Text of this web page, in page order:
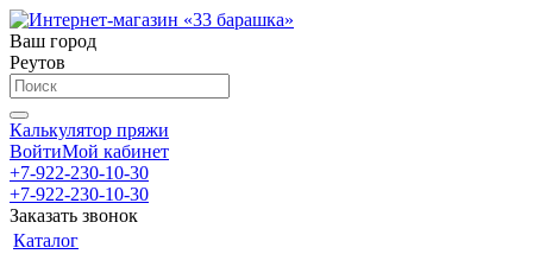
Ваш город
Реутов
Калькулятор пряжи
ВойтиМой кабинет
+7-922-230-10-30
+7-922-230-10-30
Заказать звонок
Каталог